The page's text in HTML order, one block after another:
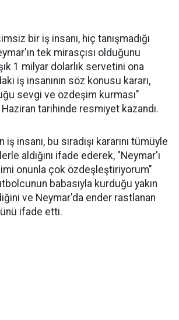
bir iş insanı, hiç tanışmadığı
tek mirasçısı olduğunu
1 milyar dolarlık servetini ona
iş insanının söz konusu kararı,
sevgi ve özdeşim kurması"
tarihinde resmiyet kazandı.
insanı, bu sıradışı kararını tümüyle
aldığını ifade ederek, "Neymar'ı
onunla çok özdeşleştiriyorum"
babasıyla kurduğu yakın
ve Neymar'da ender rastlanan
ifade etti.